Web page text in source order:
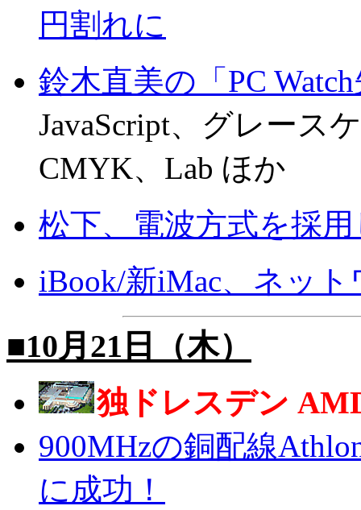
円割れに
鈴木直美の「PC
JavaScript、グレース
CMYK、Lab ほか
松下、電波方式を採
iBook/新iMac、ネッ
■10月21日（木）
独ドレスデン
900MHzの銅配線
に成功！